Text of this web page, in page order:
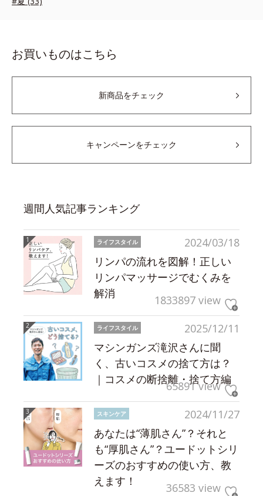
お買いものはこちら
新商品をチェック
キャンペーンをチェック
週間人気記事ランキング
2024/03/18
ライフスタイル
リンパの流れを図解！正しい
リンパマッサージでむくみを
解消
1833897 view
2025/12/11
ライフスタイル
マシンガンズ滝沢さんに聞
く、古いコスメの捨て方は？
｜コスメの断捨離・捨て方編
65891 view
2024/11/27
スキンケア
あなたは“薄肌さん”？それと
も“厚肌さん”？ユードットシリ
ーズのおすすめの使い方、教
えます！
36583 view